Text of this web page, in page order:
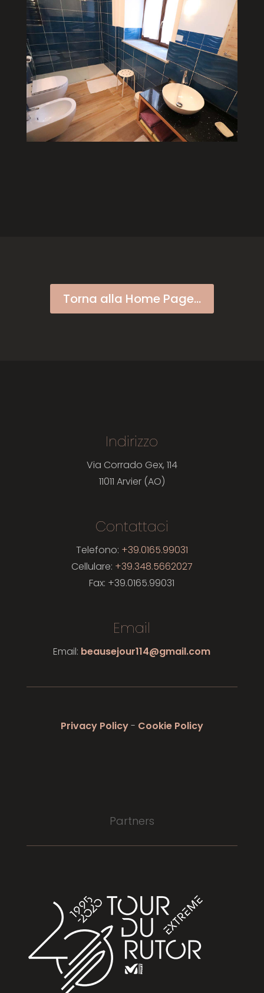
Torna alla Home Page...
Indirizzo
Via Corrado Gex, 114
11011 Arvier (AO)
Contattaci
Telefono: +39.0165.99031
Cellulare: +39.348.5662027
Fax: +39.0165.99031
Email
Email: beausejour114@gmail.com
Privacy Policy- Cookie Policy
Partners